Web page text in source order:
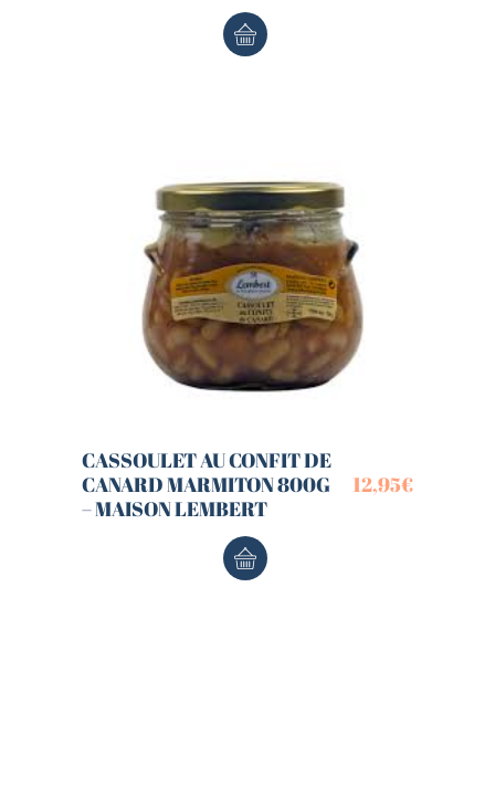
CASSOULET AU CONFIT DE
CANARD MARMITON 800G
– MAISON LEMBERT
12,95€